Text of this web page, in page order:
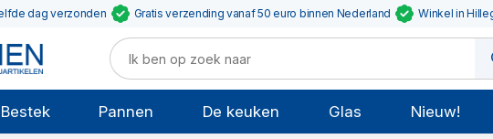
dag verzonden Gratis verzending vanaf 50 euro binnen Nederland Winkel in
Bestek Pannen De keuken Glas Nieuw!